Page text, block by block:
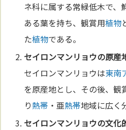
ネ科に属する常緑低木で、
ある葉を持ち、観賞用植物
た植物である。
セイロンマンリョウの原産
セイロンマンリョウは東南
を原産地とし、その後、観
り熱帯 ・亜熱帯地域に広く
セイロンマンリョウの文化